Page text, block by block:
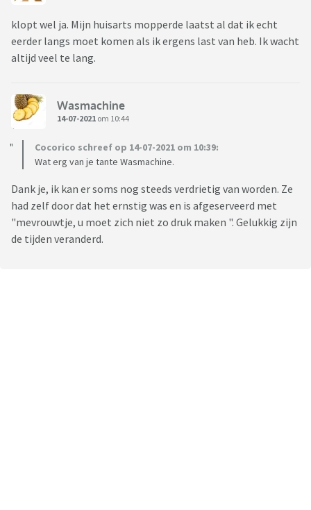
klopt wel ja. Mijn huisarts mopperde laatst al dat ik echt
eerder langs moet komen als ik ergens last van heb. Ik wacht
altijd veel te lang.
Wasmachine
14-07-2021 om 10:44
Cocorico schreef op 14-07-2021 om 10:39:
Wat erg van je tante Wasmachine.
Dank je, ik kan er soms nog steeds verdrietig van worden. Ze
had zelf door dat het ernstig was en is afgeserveerd met
"mevrouwtje, u moet zich niet zo druk maken ". Gelukkig zijn
de tijden veranderd.